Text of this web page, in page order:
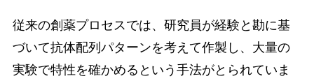
従来の創薬プロセスでは、研究員が経験と勘に基
づいて抗体配列パターンを考えて作製し、大量の
実験で特性を確かめるという手法がとられていま